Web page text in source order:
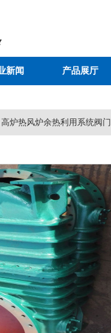
新闻 产品展厅
炉热风炉余热利用系统阀门